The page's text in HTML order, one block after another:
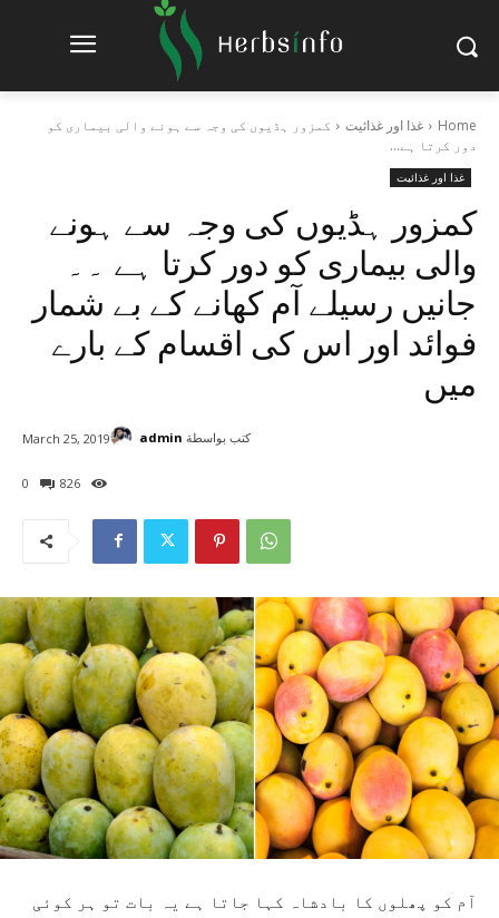
Home غذا اور غذائیت
کمزور ہڈیوں کی وجہ سے ہونے والی بیماری کو
دور کرتا ہے...
غذا اور غذائیت
کمزور ہڈیوں کی وجہ سے ہونے
والی بیماری کو دور کرتا ہے ۔۔
جانیں رسیلے آم کھانے کے بے شمار
فوائد اور اس کی اقسام کے بارے
میں
0 826
March 25, 2019 كتب بواسطة admin
آم کو پھلوں کا بادشاہ کہا جاتا ہے یہ بات تو ہر کوئی